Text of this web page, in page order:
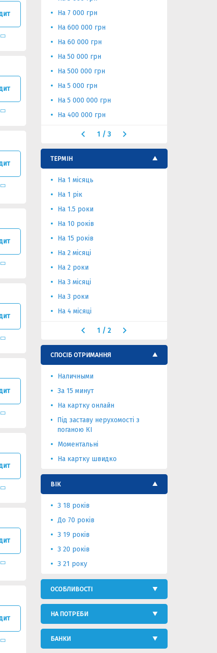
На 7 000 грн
На 600 000 грн
На 60 000 грн
На 50 000 грн
На 500 000 грн
На 5 000 грн
На 5 000 000 грн
На 400 000 грн
1 /3
ТЕРМІН
На 1 місяць
На 1 рік
На 1.5 роки
На 10 років
На 15 років
На 2 місяці
На 2 роки
На 3 місяці
На 3 роки
На 4 місяці
1 /2
СПОСІБ ОТРИМАННЯ
Наличными
За 15 минут
На картку онлайн
Під заставу нерухомості з
поганою КІ
Моментальні
На картку швидко
ВІК
З 18 років
До 70 років
З 19 років
З 20 років
З 21 року
ОСОБЛИВОСТІ
НА ПОТРЕБИ
БАНКИ